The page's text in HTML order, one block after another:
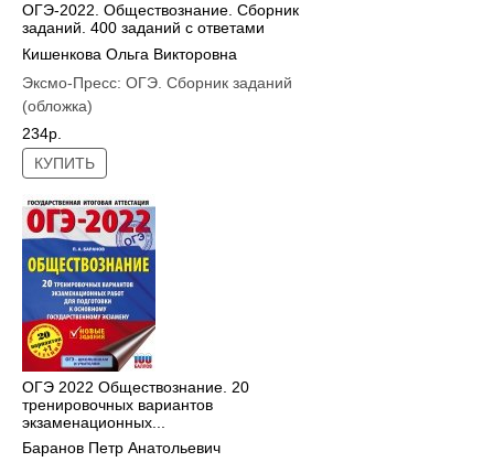
ОГЭ-2022. Обществознание. Сборник
заданий. 400 заданий с ответами
Кишенкова Ольга Викторовна
Эксмо-Пресс: ОГЭ. Сборник заданий
(обложка)
234р.
КУПИТЬ
ОГЭ 2022 Обществознание. 20
тренировочных вариантов
экзаменационных...
Баранов Петр Анатольевич